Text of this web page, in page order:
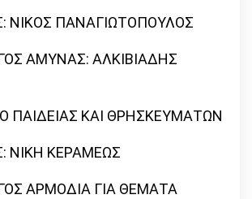
ΝΙΚΟΣ ΠΑΝΑΓΙΩΤΟΠΟΥΛΟΣ
ΑΜΥΝΑΣ: ΑΛΚΙΒΙΑΔΗΣ
ΠΑΙΔΕΙΑΣ ΚΑΙ ΘΡΗΣΚΕΥΜΑΤΩΝ
ΝΙΚΗ ΚΕΡΑΜΕΩΣ
ΑΡΜΟΔΙΑ ΓΙΑ ΘΕΜΑΤΑ